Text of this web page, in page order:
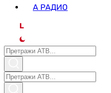
А РАДИО
L